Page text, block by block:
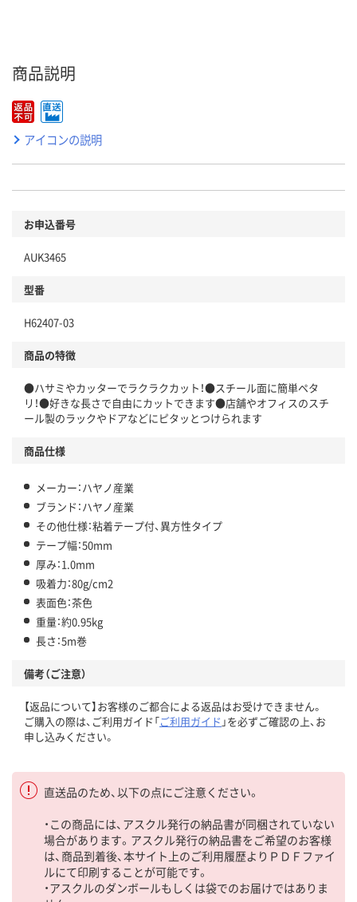
商品説明
アイコンの説明
お申込番号
AUK3465
型番
H62407-03
商品の特徴
●ハサミやカッターでラクラクカット！●スチール面に簡単ペタ
リ！●好きな長さで自由にカットできます●店舗やオフィスのスチ
ール製のラックやドアなどにピタッとつけられます
商品仕様
メーカー：ハヤノ産業
ブランド：ハヤノ産業
その他仕様：粘着テープ付、異方性タイプ
テープ幅：50mm
厚み：1.0mm
吸着力：80g/cm2
表面色：茶色
重量：約0.95kg
長さ：5m巻
備考（ご注意）
【返品について】お客様のご都合による返品はお受けできません。
ご購入の際は、ご利用ガイド「ご利用ガイド 」を必ずご確認の上、お
申し込みください。
直送品のため、以下の点にご注意ください。
・この商品には、アスクル発行の納品書が同梱されていない
場合があります。アスクル発行の納品書をご希望のお客様
は、商品到着後、本サイト上のご利用履歴よりＰＤＦファイ
ルにて印刷することが可能です。
・アスクルのダンボールもしくは袋でのお届けではありま